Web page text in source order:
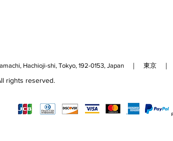
Hachioji-shi, Tokyo, 192-0153, Japan ｜ 東京 ｜
rights reserved.